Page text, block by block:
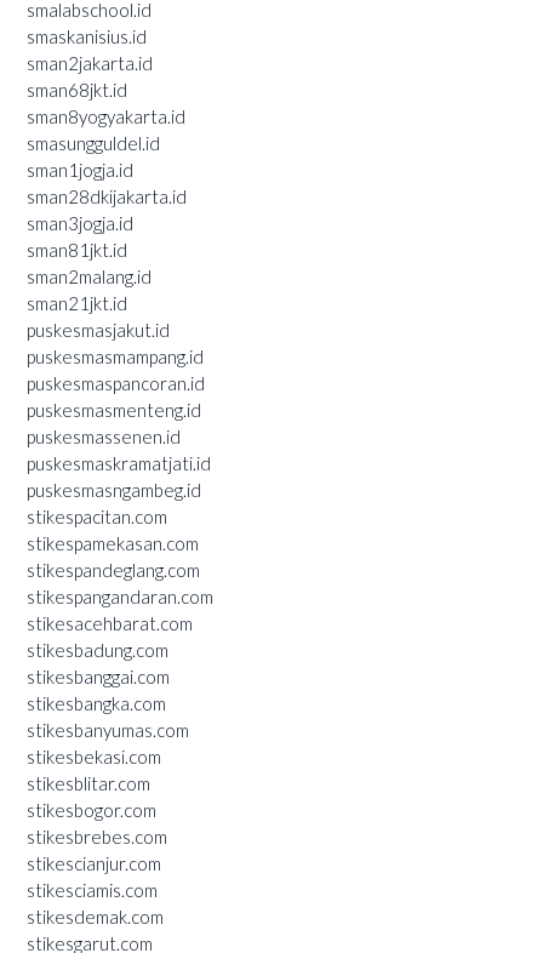
smalabschool.id
smaskanisius.id
sman2jakarta.id
sman68jkt.id
sman8yogyakarta.id
smasungguldel.id
sman1jogja.id
sman28dkijakarta.id
sman3jogja.id
sman81jkt.id
sman2malang.id
sman21jkt.id
puskesmasjakut.id
puskesmasmampang.id
puskesmaspancoran.id
puskesmasmenteng.id
puskesmassenen.id
puskesmaskramatjati.id
puskesmasngambeg.id
stikespacitan.com
stikespamekasan.com
stikespandeglang.com
stikespangandaran.com
stikesacehbarat.com
stikesbadung.com
stikesbanggai.com
stikesbangka.com
stikesbanyumas.com
stikesbekasi.com
stikesblitar.com
stikesbogor.com
stikesbrebes.com
stikescianjur.com
stikesciamis.com
stikesdemak.com
stikesgarut.com